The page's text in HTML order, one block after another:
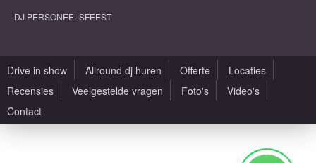
DJ PERSONEELSFEEST
Drive in show Allround dj huren Offerte
Locaties
Recensies
Veelgestelde vragen Foto's
Video's
Contact
Algemene voorwaarden